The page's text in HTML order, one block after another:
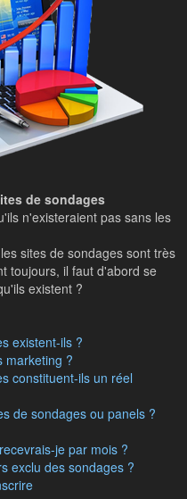
de sondages
n'existeraient pas sans les
sites de sondages sont très
toujours, il faut d'abord se
existent ?
existent-ils ?
marketing ?
constituent-ils un réel
de sondages ou panels ?
je par mois ?
exclu des sondages ?